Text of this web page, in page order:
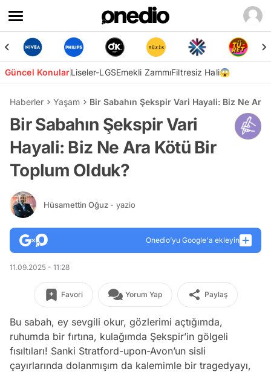
Güncel KonularLiseler-LGSEmekli ZammıFiltresiz Hali😱
Haberler Yaşam Bir Sabahın Şekspir Vari Hayali: Biz Ne
Bir Sabahın Şekspir Vari
Hayali: Biz Ne Ara Kötü Bir
Toplum Olduk?
Hüsamettin Oğuz - yazio
Onedio’yu Google'a ekleyin
11.09.2025 - 11:28
Favori Yorum Yap Paylaş
Bu sabah, ey sevgili okur, gözlerimi açtığımda,
ruhumda bir fırtına, kulağımda Şekspir’in gölgeli
fısıltıları! Sanki Stratford-upon-Avon’un sisli
çayırlarında dolanmışım da kalemimle bir tragedyayı,